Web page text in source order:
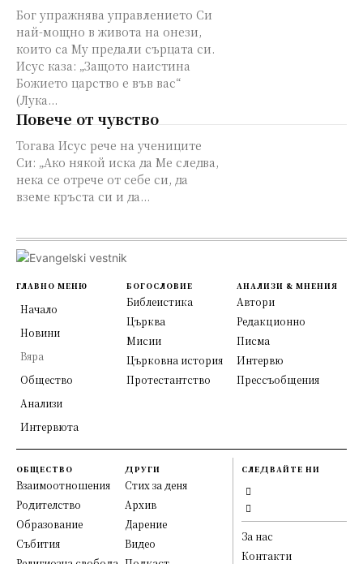
Бог упражнява управлението Си
най-мощно в живота на онези,
които са Му предали сърцата си.
Исус каза: „Защото наистина
Божието царство е във вас“
(Лука...
Повече от чувство
Тогава Исус рече на учениците
Си: „Ако някой иска да Ме следва,
нека се отрече от себе си, да
вземе кръста си и да...
ГЛАВНО МЕНЮ
Начало
Новини
Вяра
Общество
Анализи
Интервюта
БОГОСЛОВИЕ
Библеистика
Църква
Мисии
Църковна история
Протестантство
АНАЛИЗИ & МНЕНИЯ
Автори
Редакционно
Писма
Интервю
Прессъобщения
ОБЩЕСТВО
Взаимоотношения
Родителство
Образование
Събития
ДРУГИ
Стих за деня
Архив
Дарение
Видео
СЛЕДВАЙТЕ НИ
За нас
Контакти